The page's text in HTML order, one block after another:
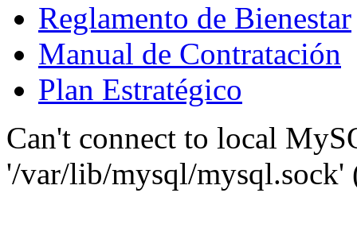
Reglamento de Bienestar
Manual de Contratación
Plan Estratégico
Can't connect to local
'/var/lib/mysql/mysql.sock'